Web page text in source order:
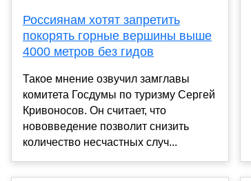
Россиянам хотят запретить
покорять горные вершины выше
4000 метров без гидов
Такое мнение озвучил замглавы
комитета Госдумы по туризму Сергей
Кривоносов. Он считает, что
нововведение позволит снизить
количество несчастных случ...